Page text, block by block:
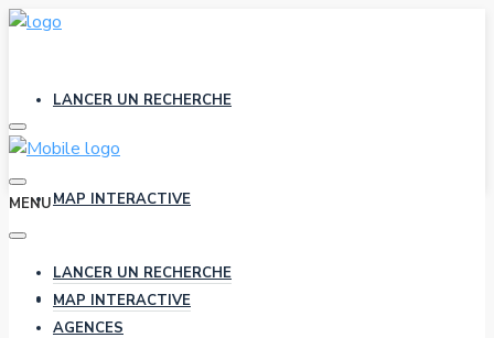
LANCER UN RECHERCHE
MAP INTERACTIVE
AGENCES
MENU
LANCER UN RECHERCHE
MAP INTERACTIVE
AGENCES